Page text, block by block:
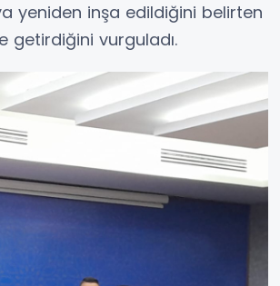
yeniden inşa edildiğini belirten
getirdiğini vurguladı.